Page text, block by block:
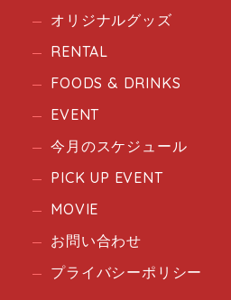
オリジナルグッズ
RENTAL
FOODS & DRINKS
EVENT
今月のスケジュール
PICK UP EVENT
MOVIE
お問い合わせ
プライバシーポリシー